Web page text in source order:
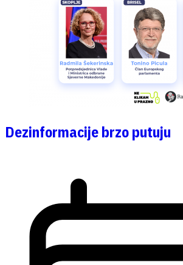
Dezinformacije brzo putuju